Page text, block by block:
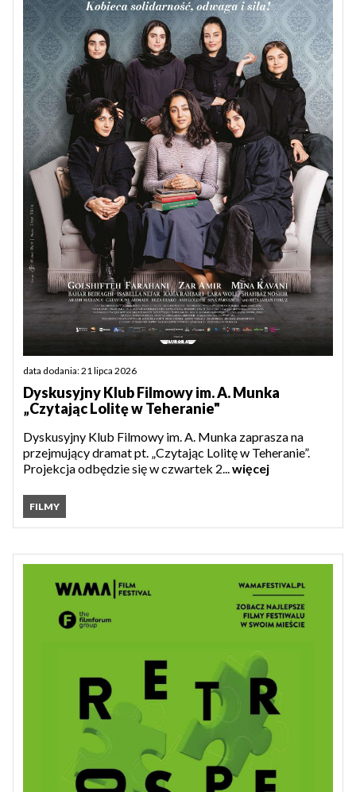
data dodania: 21 lipca 2026
Dyskusyjny Klub Filmowy im. A. Munka
„Czytając Lolitę w Teheranie"
Dyskusyjny Klub Filmowy im. A. Munka zaprasza na
przejmujący dramat pt. „Czytając Lolitę w Teheranie”.
Projekcja odbędzie się w czwartek 2...więcej
FILMY